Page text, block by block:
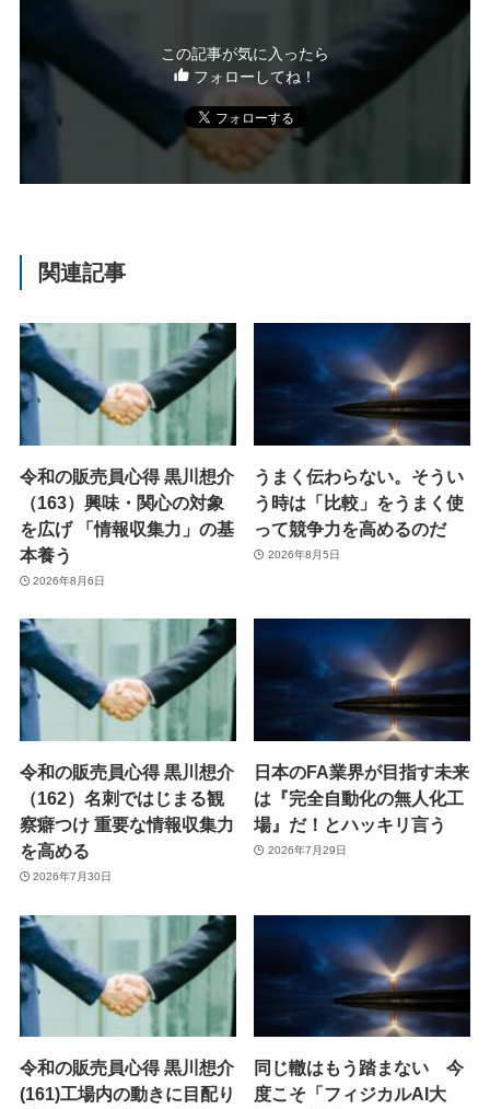
この記事が気に入ったら
フォローしてね！
関連記事
令和の販売員心得 黒川想介
（163）興味・関心の対象
を広げ 「情報収集力」の基
本養う
2026年8月6日
うまく伝わらない。そうい
う時は「比較」をうまく使
って競争力を高めるのだ
2026年8月5日
令和の販売員心得 黒川想介
（162）名刺ではじまる観
察癖つけ 重要な情報収集力
を高める
2026年7月30日
日本のFA業界が目指す未来
は『完全自動化の無人化工
場』だ！とハッキリ言う
2026年7月29日
令和の販売員心得 黒川想介
(161)工場内の動きに目配り
同じ轍はもう踏まない 今
度こそ「フィジカルAI大